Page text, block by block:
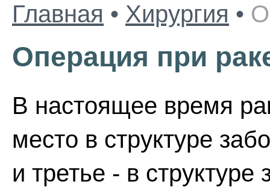
Главная • Хирургия •
Операция при
В настоящее время
место в структуре
и третье - в